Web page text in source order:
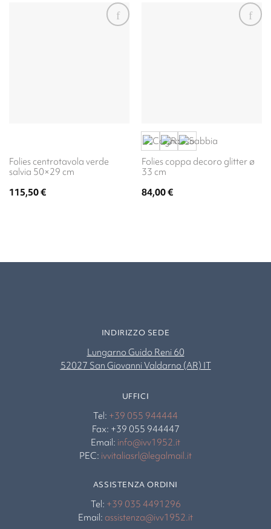
Folies centrotavola verde
salvia 50×29 cm
115,50€
Folies coppa decoro glitter ø
33 cm
84,00€
INDIRIZZO SEDE
Lungarno Guido Reni 60
52027 San Giovanni Valdarno (AR) IT
UFFICI
Tel: +39 055 944444
Fax: +39 055 944447
Email: info@ivv1952.it
PEC: ivvitaliasrl@legalmail.it
ASSISTENZA ORDINI
Tel: +39 035 4491296
Email: assistenza@ivv1952.it